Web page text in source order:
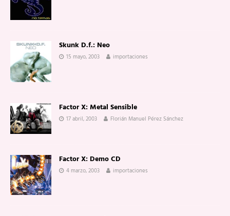
Skunk D.f.: Neo
15 mayo, 2003 importaciones
Factor X: Metal Sensible
17 abril, 2003 Florián Manuel Pérez Sánchez
Factor X: Demo CD
4 marzo, 2003 importaciones